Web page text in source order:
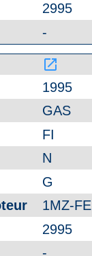
2995
-
launch
1995
GAS
FI
N
G
1MZ-FE
2995
-